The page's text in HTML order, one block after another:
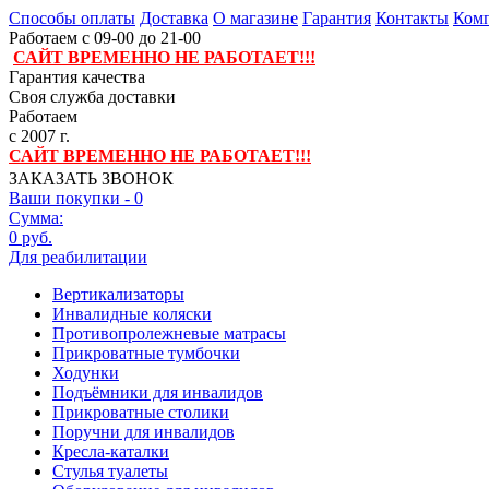
Способы оплаты Доставка О магазине Гарантия Контакты
Работаем с 09-00 до 21-00
САЙТ ВРЕМЕННО НЕ РАБОТАЕТ!!!
Гарантия качества
Своя служба доставки
Работаем
с 2007 г.
САЙТ ВРЕМЕННО НЕ РАБОТАЕТ!!!
ЗАКАЗАТЬ ЗВОНОК
Ваши покупки - 0
Сумма:
0 руб.
Для реабилитации
Вертикализаторы
Инвалидные коляски
Противопролежневые матрасы
Прикроватные тумбочки
Ходунки
Подъёмники для инвалидов
Прикроватные столики
Поручни для инвалидов
Кресла-каталки
Стулья туалеты